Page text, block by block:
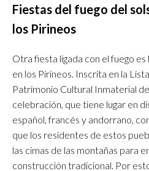
Fiestas del fuego del
los Pirineos
Otra fiesta ligada con el fuego
en los Pirineos. Inscrita en la
Patrimonio Cultural Inmaterial
celebración, que tiene lugar en
español, francés y andorrano,
que los residentes de estos
las cimas de las montañas para
construcción tradicional. Por